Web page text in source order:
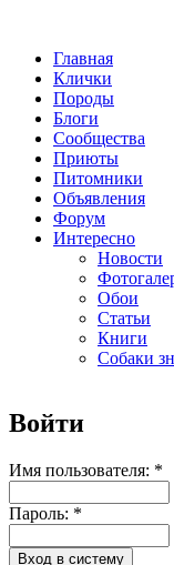
Главная
Клички
Породы
Блоги
Сообщества
Приюты
Питомники
Объявления
Форум
Интересно
Новости
Обои
Статьи
Книги
Собаки
Войти
Имя пользователя: *
Пароль: *